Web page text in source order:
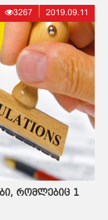
3267 2019.09.11
რომლებიც 1